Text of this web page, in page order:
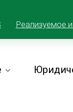
Реализуемое